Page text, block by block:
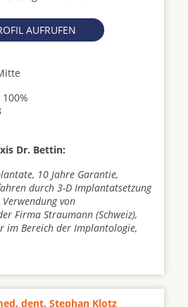
AUFRUFEN
Dr. Bettin:
10 Jahre Garantie,
durch 3-D Implantatsetzung
von
Firma Straumann (Schweiz),
im Bereich der Implantologie,
dent. Stephan Klotz